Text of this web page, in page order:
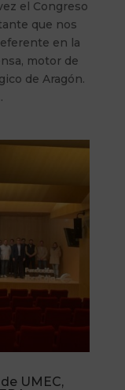
el Congreso
que nos
en la
motor de
de Aragón.
UMEC,